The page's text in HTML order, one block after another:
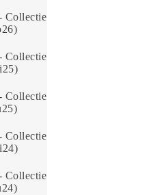
Collectie
Collectie
Collectie
Collectie
Collectie